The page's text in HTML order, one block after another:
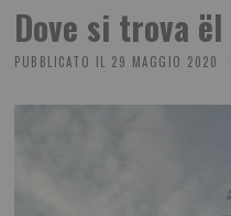
Dove si trova
PUBBLICATO IL 29 MAGGIO 2020